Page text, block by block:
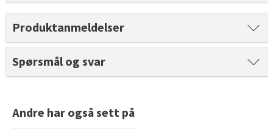
Bli inspirert av nye fargepaletter fra Årets Farge 2026!
Produktanmeldelser
Spørsmål og svar
Andre har også sett på